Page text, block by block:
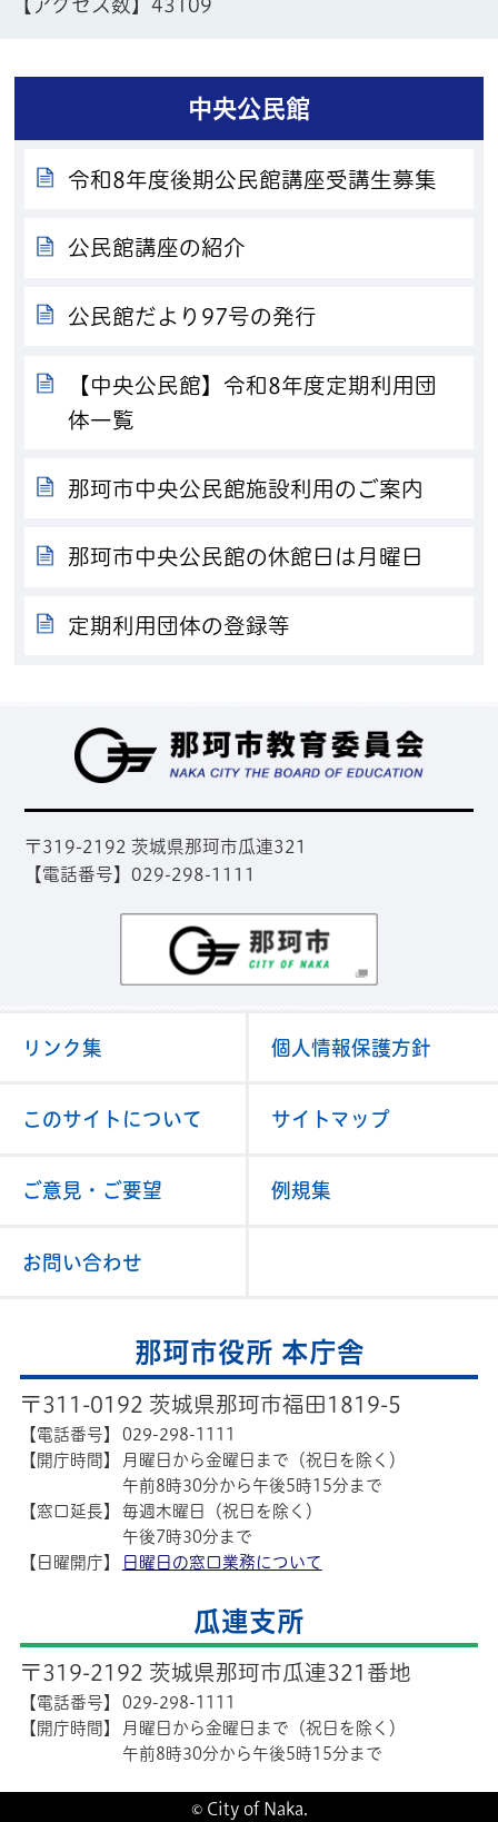
【アクセス数】43109
中央公民館
令和8年度後期公民館講座受講生募集
公民館講座の紹介
公民館だより97号の発行
【中央公民館】令和8年度定期利用団
体一覧
那珂市中央公民館施設利用のご案内
那珂市中央公民館の休館日は月曜日
定期利用団体の登録等
〒319-2192 茨城県那珂市瓜連321
【電話番号】029-298-1111
リンク集 個人情報保護方針
このサイトについて サイトマップ
ご意見・ご要望 例規集
お問い合わせ
那珂市役所 本庁舎
〒311-0192 茨城県那珂市福田1819-5
【電話番号】
029-298-1111
【開庁時間】
月曜日から金曜日まで（祝日を除く）
午前8時30分から午後5時15分まで
【窓口延長】
毎週木曜日（祝日を除く）
午後7時30分まで
【日曜開庁】
日曜日の窓口業務について
瓜連支所
〒319-2192 茨城県那珂市瓜連321番地
【電話番号】
029-298-1111
【開庁時間】
月曜日から金曜日まで（祝日を除く）
午前8時30分から午後5時15分まで
© City of Naka.